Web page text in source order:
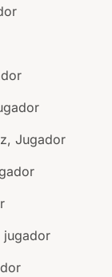
Jugador
jugador